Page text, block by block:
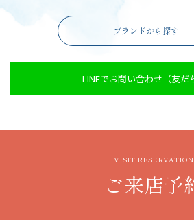
ブランドから探す
LINEでお問い合わせ（友だ
VISIT RESERVATION
ご来店予